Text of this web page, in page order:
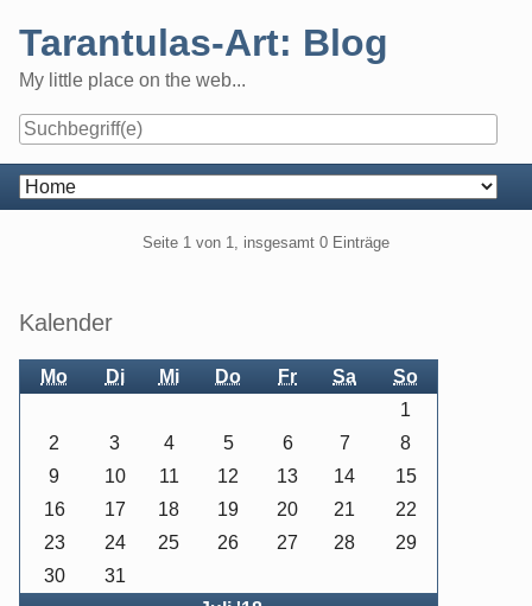
content
Tarantulas-Art: Blog
My little place on the web...
Navigation
Seite 1 von 1, insgesamt 0 Einträge
Seitenleiste
Kalender
Mo Di Mi Do Fr Sa So
1
2
3 4 5 6 7
8
9
10 11 12 13 14
15
16
17 18 19 20 21
22
23
24 25 26 27 28
29
30
31